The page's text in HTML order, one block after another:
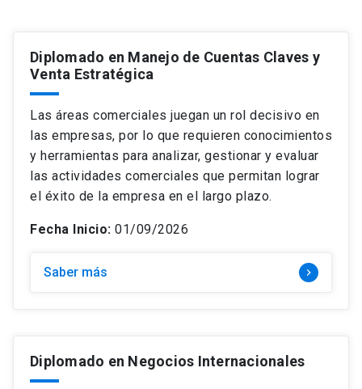
Tipo keyboard_arrow_down
Curso
Magíster
Temática
Estrategia e Innovación
Finanzas
Gestión y Operaciones
Modalidad keyboard_arrow_down
Híbrido
Online
Precio keyboard_arrow_down
+$4.500.000
$2.500.000 – $3.499.000
Mes de inicio keyboard_arrow_down
Diplomado en Manejo de Cuentas Claves y
Venta Estratégica
Las áreas comerciales juegan un rol decisivo en
las empresas, por lo que requieren conocimientos
y herramientas para analizar, gestionar y evaluar
las actividades comerciales que permitan lograr
el éxito de la empresa en el largo plazo.
Fecha Inicio: 01/09/2026
Saber más keyboard_arrow_right
Diplomado en Negocios Internacionales